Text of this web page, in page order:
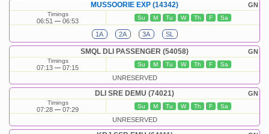
GN
MUSSOORIE EXP (14342)
Timings
06:51 06:53 Su M Tu W Th F Sa
1A 2A 3A SL
GN
SMQL DLI PASSENGER (54058)
Timings
07:13 07:15 Su M Tu W Th F Sa
UNRESERVED
GN
DLI SRE DEMU (74021)
Timings
07:28 07:29 Su M Tu W Th F Sa
UNRESERVED